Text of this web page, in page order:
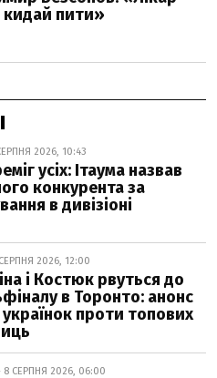
2026, 10:43
усіх: Ітаума назвав
конкурента за
в дивізіоні
2026, 12:00
і Костюк рвуться до
в Торонто: анонс
українок проти топових
СЕРПНЯ 2026, 06:00